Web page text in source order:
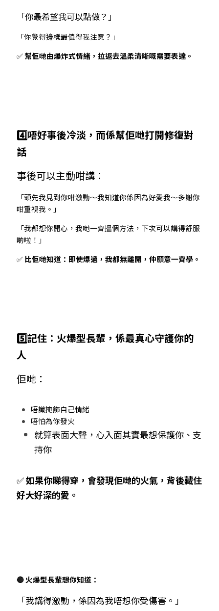
「你最希望我可以點做？」
「你覺得邊樣最值得我注意？」
✅ 幫佢哋由爆炸式情緒，拉返去溫柔清晰嘅需要表達。
4️⃣唔好事後冷淡，而係幫佢哋打開修復對
話
事後可以主動咁講：
「頭先我見到你咁激動～我知道你係因為好愛我～多謝你
咁重視我。」
「我都想你開心，我哋一齊搵個方法，下次可以講得舒服
啲啦！」
✅ 比佢哋知道：即使爆過，我都無離開，仲願意一齊學。
5️⃣記住：火爆型長輩，係最真心守護你的
人
佢哋：
唔識掩飾自己情緒
唔怕為你發火
就算表面大聲，心入面其實最想保護你、支
持你
✅ 如果你睇得穿，會發現佢哋的火氣，背後藏住
好大好深的愛。
🔴 火爆型長輩想你知道：
「我講得激動，係因為我唔想你受傷害。」